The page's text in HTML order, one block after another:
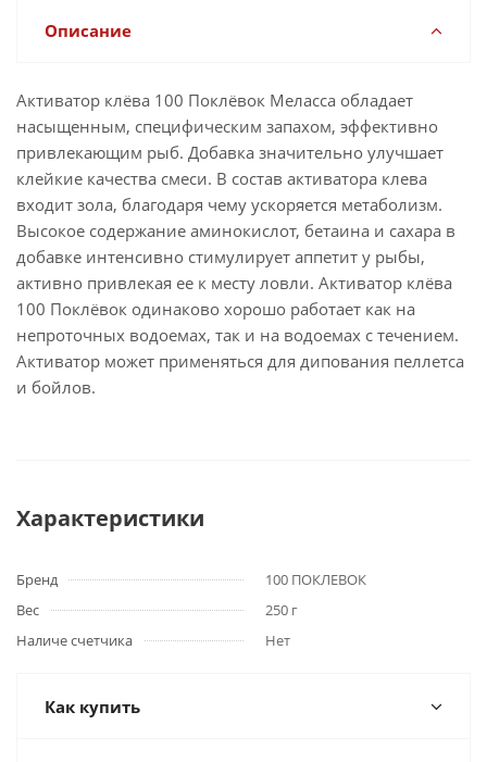
Описание
Активатор клёва 100 Поклёвок Меласса обладает
насыщенным, специфическим запахом, эффективно
привлекающим рыб. Добавка значительно улучшает
клейкие качества смеси. В состав активатора клева
входит зола, благодаря чему ускоряется метаболизм.
Высокое содержание аминокислот, бетаина и сахара в
добавке интенсивно стимулирует аппетит у рыбы,
активно привлекая ее к месту ловли. Активатор клёва
100 Поклёвок одинаково хорошо работает как на
непроточных водоемах, так и на водоемах с течением.
Активатор может применяться для дипования пеллетса
и бойлов.
Характеристики
Бренд
100 ПОКЛЕВОК
Вес
250 г
Наличе счетчика
Нет
Как купить